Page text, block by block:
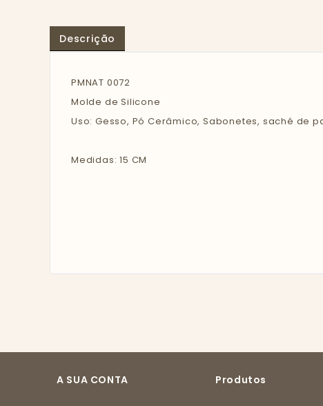
Descrição
PMNAT 0072
Molde de Silicone
Uso: Gesso, Pó Cerâmico, Sabonetes, saché de
Medidas: 15 CM
A SUA CONTA Produtos